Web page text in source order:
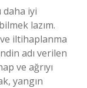
iyi
lazım.
iltihaplanma
adı verilen
ve ağrıyı
yangın